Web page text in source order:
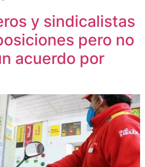
y sindicalistas
pero no
acuerdo por